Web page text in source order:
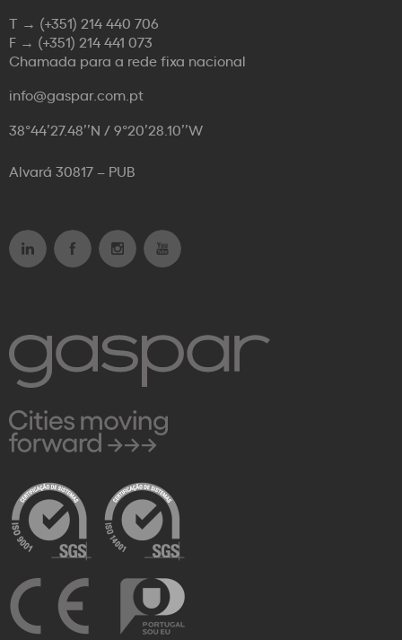
T → (+351) 214 440 706
F → (+351) 214 441 073
Chamada para a rede fixa nacional
info@gaspar.com.pt
38°44’27.48’’N / 9°20’28.10’’W
Alvará 30817 – PUB